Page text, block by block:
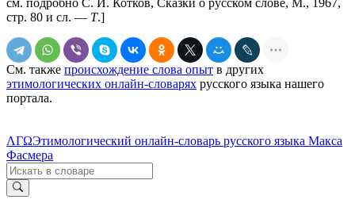
стр. 80 и сл. — Т.]
См. также происхождение слова опыт в других
этимологических онлайн-словарях русского языка нашего
портала.
ΛΓΩЭтимологический онлайн-словарь русского языка Макса
Фасмера